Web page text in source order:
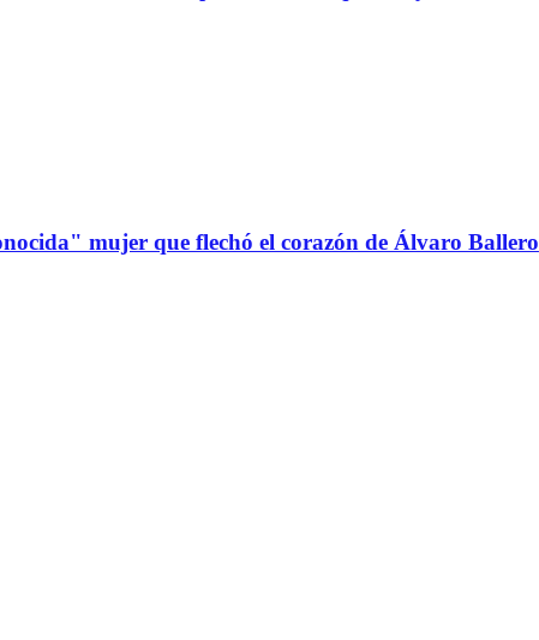
mujer que flechó el corazón de Álvaro Ballero